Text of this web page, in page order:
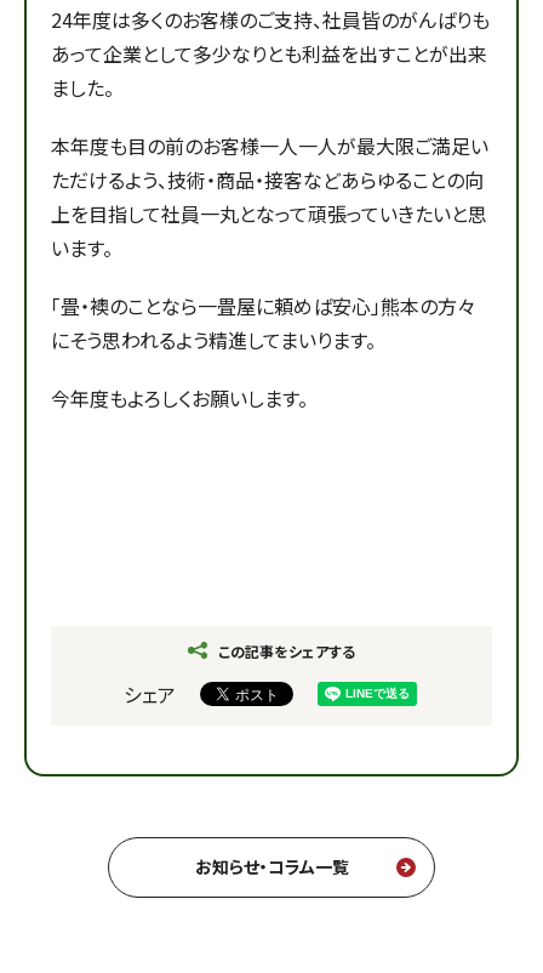
24年度は多くのお客様のご支持、社員皆のがんばりも
あって企業として多少なりとも利益を出すことが出来
ました。
本年度も目の前のお客様一人一人が最大限ご満足い
ただけるよう、技術・商品・接客などあらゆることの向
上を目指して社員一丸となって頑張っていきたいと思
います。
「畳・襖のことなら一畳屋に頼めば安心」熊本の方々
にそう思われるよう精進してまいります。
今年度もよろしくお願いします。
この記事をシェアする
シェア
お知らせ・コラム一覧